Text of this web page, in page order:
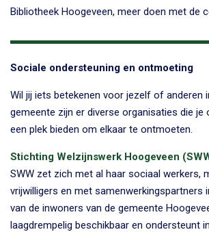
Bibliotheek Hoogeveen, meer doen met de
Sociale ondersteuning en ontmoeting
Wil jij iets betekenen voor jezelf of anderen
gemeente zijn er diverse organisaties die je
een plek bieden om elkaar te ontmoeten.
Stichting Welzijnswerk Hoogeveen
SWW zet zich met al haar sociaal werkers,
vrijwilligers en met samenwerkingspartners
van de inwoners van de gemeente
laagdrempelig beschikbaar en ondersteunt